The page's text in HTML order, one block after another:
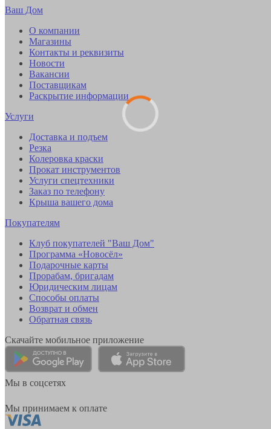
Ваш Дом
О компании
Магазины
Контакты и реквизиты
Новости
Вакансии
Поставщикам
Раскрытие информации
Услуги
Доставка и подъем
Резка
Колеровка краски
Прокат инструментов
Услуги спецтехники
Заказ по телефону
Крыша вашего дома
Покупателям
Клуб покупателей "Ваш Дом"
Программа «Новосёл»
Подарочные карты
Прорабам, бригадам
Юридическим лицам
Способы оплаты
Возврат и обмен
Обратная связь
Скачайте мобильное приложение
Мы в соцсетях
Мы принимаем к оплате